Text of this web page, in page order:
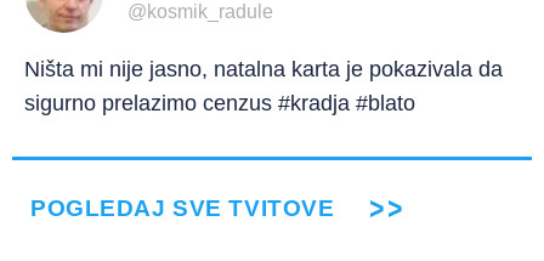
@kosmik_radule
Ništa mi nije jasno, natalna karta je pokazivala da
sigurno prelazimo cenzus #kradja #blato
POGLEDAJ SVE TVITOVE